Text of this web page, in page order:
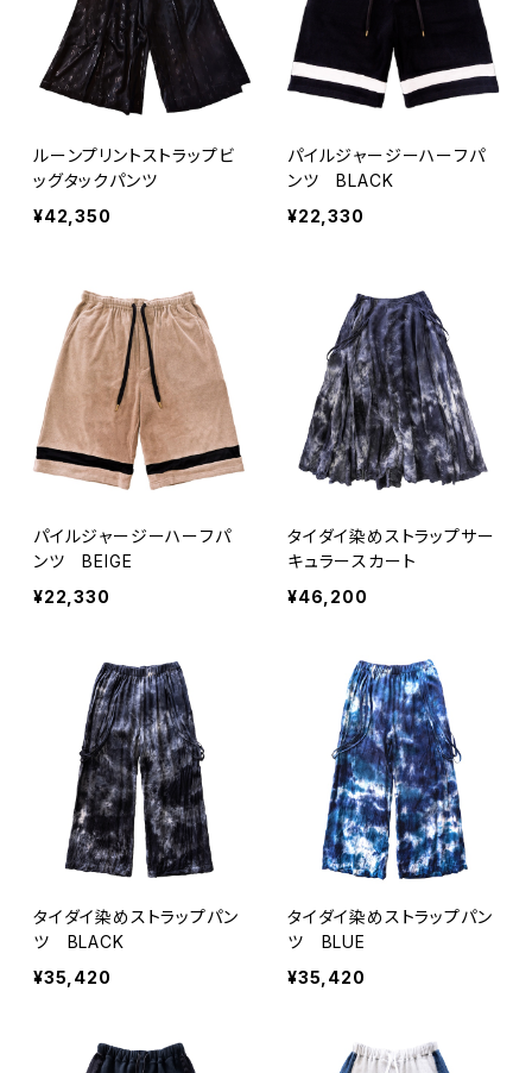
ルーンプリントストラップビ
ッグタックパンツ
¥42,350
パイルジャージーハーフパ
ンツ BLACK
¥22,330
パイルジャージーハーフパ
ンツ BEIGE
¥22,330
タイダイ染めストラップサー
キュラースカート
¥46,200
タイダイ染めストラップパン
ツ BLACK
¥35,420
タイダイ染めストラップパン
ツ BLUE
¥35,420